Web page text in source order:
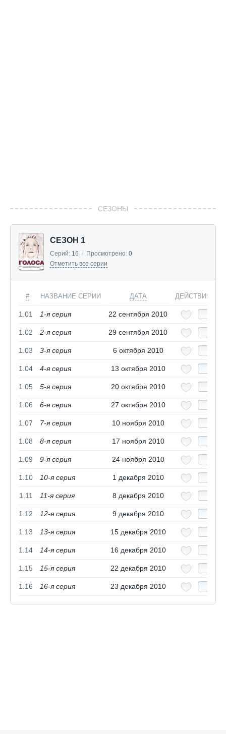
СЕЗОНЫ
СЕЗОН 1
Серий: 16 / Просмотрено: 0
Отметить все серии
# НАЗВАНИЕ СЕРИИ ДАТА ДЕЙСТВИЯ
1.01 1-я серия 22 сентября 2010
1.02 2-я серия 29 сентября 2010
1.03 3-я серия 6 октября 2010
1.04 4-я серия 13 октября 2010
1.05 5-я серия 20 октября 2010
1.06 6-я серия 27 октября 2010
1.07 7-я серия 10 ноября 2010
1.08 8-я серия 17 ноября 2010
1.09 9-я серия 24 ноября 2010
1.10 10-я серия 1 декабря 2010
1.11 11-я серия 8 декабря 2010
1.12 12-я серия 9 декабря 2010
1.13 13-я серия 15 декабря 2010
1.14 14-я серия 16 декабря 2010
1.15 15-я серия 22 декабря 2010
1.16 16-я серия 23 декабря 2010